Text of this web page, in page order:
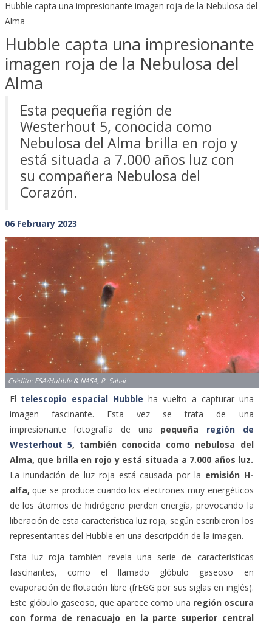
Hubble capta una impresionante imagen roja de la Nebulosa del
Alma
Hubble capta una impresionante
imagen roja de la Nebulosa del
Alma
Esta pequeña región de
Westerhout 5, conocida como
Nebulosa del Alma brilla en rojo y
está situada a 7.000 años luz con
su compañera Nebulosa del
Corazón.
06 February 2023
Crédito: ESA/Hubble & NASA, R. Sahai
Previous Next
El telescopio espacial Hubble ha vuelto a capturar una
imagen fascinante. Esta vez se trata de una
impresionante fotografía de una pequeña región de
Westerhout 5, también conocida como nebulosa del
Alma, que brilla en rojo y está situada a 7.000 años luz.
La inundación de luz roja está causada por la emisión H-
alfa, que se produce cuando los electrones muy energéticos
de los átomos de hidrógeno pierden energía, provocando la
liberación de esta característica luz roja, según escribieron los
representantes del Hubble en una descripción de la imagen.
Esta luz roja también revela una serie de características
fascinantes, como el llamado glóbulo gaseoso en
evaporación de flotación libre (frEGG por sus siglas en inglés).
Este glóbulo gaseoso, que aparece como una región oscura
con forma de renacuajo en la parte superior central